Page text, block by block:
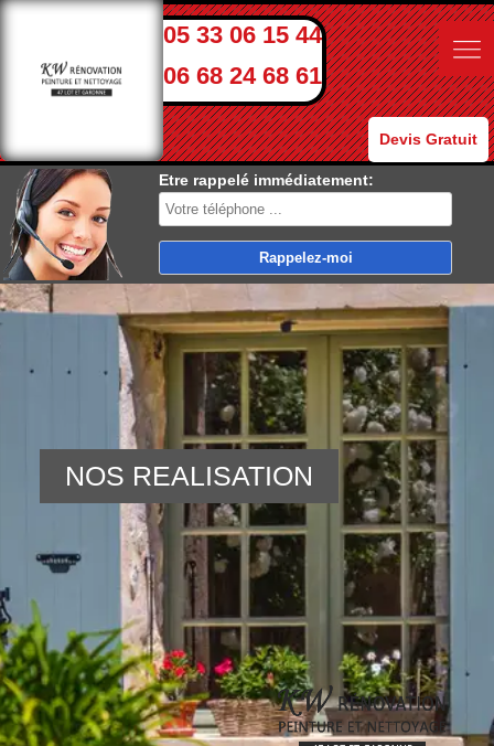
05 33 06 15 44
06 68 24 68 61
Devis Gratuit
Etre rappelé immédiatement:
NOS REALISATION